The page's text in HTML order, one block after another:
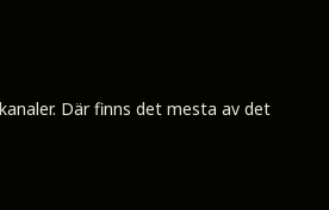
Där finns det mesta av det